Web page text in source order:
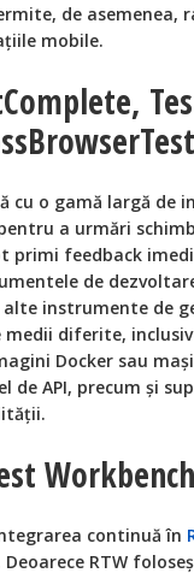
de
mobile.
cu o gamă largă de
a urmări
primi feedback
de
instrumente de
diferite,
Docker sau
de API, precum și
Workbench
continuă în
RTW